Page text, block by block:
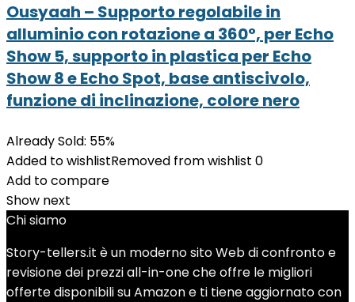
Ousyaah – Supporto regolabile in
alluminio con rotazione a 360°, per Echo
Show 5, supporto in plastica per Echo
Show 8 e Echo Spot, base antiscivolo,
funzione di inclinazione, colore nero
Already Sold: 55%
Added to wishlistRemoved from wishlist 0
Add to compare
Show next
Chi siamo
Story-tellers.it è un moderno sito Web di confronto e
revisione dei prezzi all-in-one che offre le migliori
offerte disponibili su Amazon e ti tiene aggiornato con